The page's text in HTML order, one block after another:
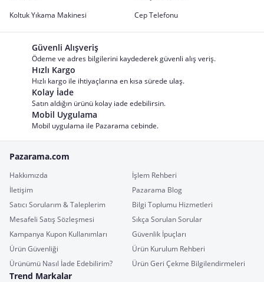
Koltuk Yıkama Makinesi
Cep Telefonu
Güvenli Alışveriş
Ödeme ve adres bilgilerini kaydederek güvenli alış veriş.
Hızlı Kargo
Hızlı kargo ile ihtiyaçlarına en kısa sürede ulaş.
Kolay İade
Satın aldığın ürünü kolay iade edebilirsin.
Mobil Uygulama
Mobil uygulama ile Pazarama cebinde.
Pazarama.com
Hakkımızda
İşlem Rehberi
İletişim
Pazarama Blog
Satıcı Sorularım & Taleplerim
Bilgi Toplumu Hizmetleri
Mesafeli Satış Sözleşmesi
Sıkça Sorulan Sorular
Kampanya Kupon Kullanımları
Güvenlik İpuçları
Ürün Güvenliği
Ürün Kurulum Rehberi
Ürünümü Nasıl İade Edebilirim?
Ürün Geri Çekme Bilgilendirmeleri
Trend Markalar